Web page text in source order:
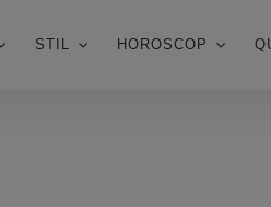
STIL HOROSCOP